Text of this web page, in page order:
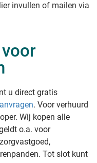
invullen of mailen via
u direct gratis
. Voor verhuurd
Wij kopen alle
o.a. voor
Tot slot kunt